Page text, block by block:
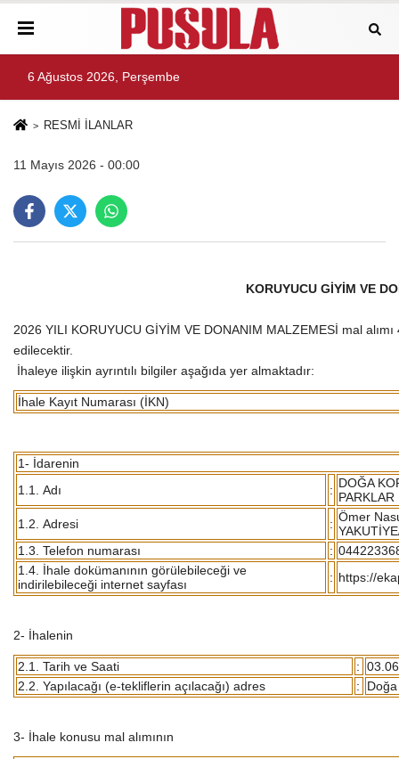
6 Ağustos 2026, Perşembe
RESMİ İLANLAR
11 Mayıs 2026 - 00:00
KORUYUCU GİYİM VE
2026 YILI KORUYUCU GİYİM VE DONANIM MALZEMESİ mal
edilecektir.
İhaleye ilişkin ayrıntılı bilgiler aşağıda yer almaktadır:
İhale Kayıt Numarası (İKN)
1- İdarenin
1.1. Adı
: DOĞA
1.2. Adresi
: Ömer
1.3. Telefon numarası
:
1.4. İhale dokümanının görülebileceği ve
indirilebileceği internet sayfası
: https://
2- İhalenin
2.1. Tarih ve Saati :
2.2. Yapılacağı (e-tekliflerin açılacağı) adres
:
3- İhale konusu mal alımının